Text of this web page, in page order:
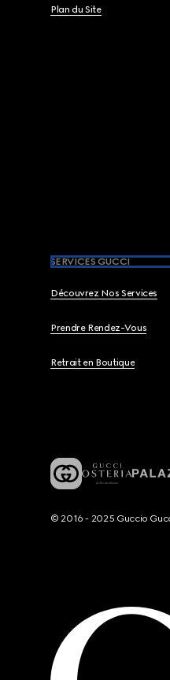
Plan du Site
SERVICES GUCCI
Découvrez Nos Services
Prendre Rendez-Vous
Retrait en Boutique
© 2016 - 2025 Guccio